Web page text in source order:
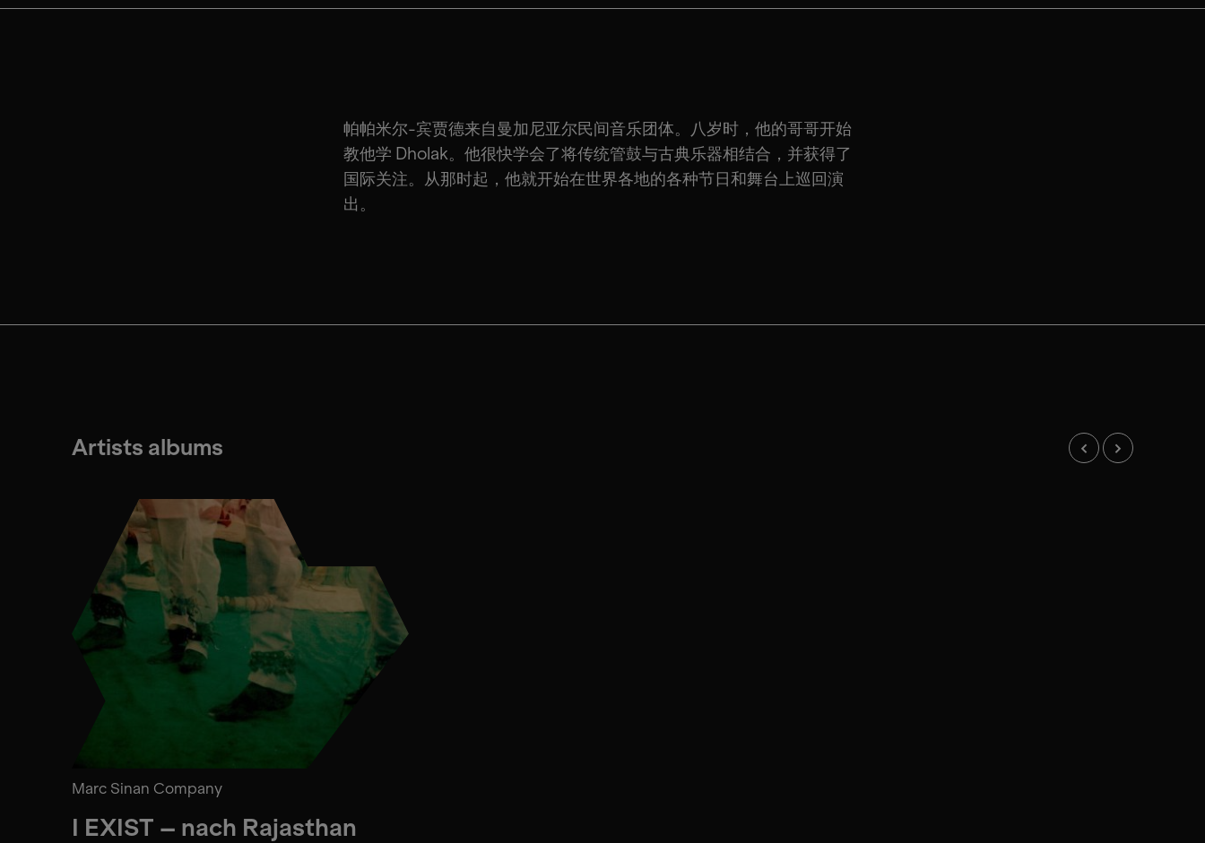
帕帕米尔-宾贾德来自曼加尼亚尔民间音乐团体。八岁时，他的哥哥开始
教他学 Dholak。他很快学会了将传统管鼓与古典乐器相结合，并获得了
国际关注。从那时起，他就开始在世界各地的各种节日和舞台上巡回演
出。
Artists albums
Marc Sinan Company
I EXIST – nach Rajasthan